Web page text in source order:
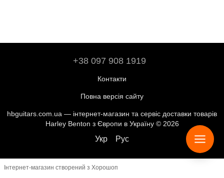
+38 097 908 1919
Контакти
Повна версія сайту
hbguitars.com.ua — інтернет-магазин та сервіс доставки товарів
Harley Benton з Європи в Україну © 2026
Укр Рус
Інтернет-магазин створений з Хорошоп